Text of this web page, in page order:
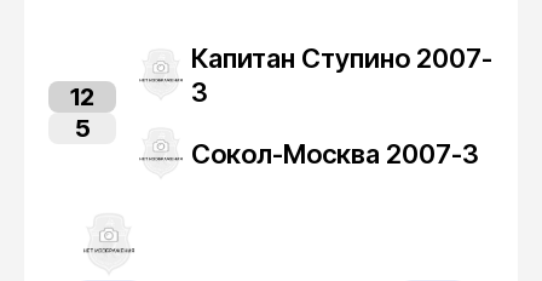
Капитан Ступино 2007-
3
12
5
Сокол-Москва 2007-3